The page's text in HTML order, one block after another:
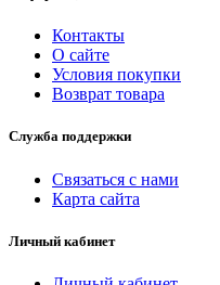
Контакты
О сайте
Условия покупки
Возврат товара
Служба поддержки
Связаться с нами
Карта сайта
Личный кабинет